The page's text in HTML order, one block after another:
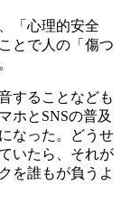
「心理的安全
とで人の「傷つ
することなども
ホとSNSの普及
なった。どうせ
いたら、それが
を誰もが負うよ